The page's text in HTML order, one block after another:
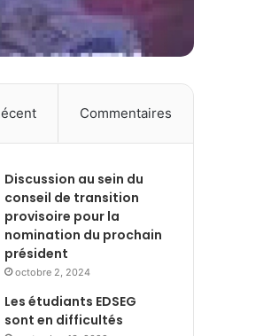
Commentaires
Discussion au sein du
conseil de transition
provisoire pour la
nomination du prochain
président
octobre 2, 2024
Les étudiants EDSEG
sont en difficultés